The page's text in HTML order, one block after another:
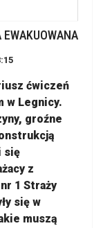
ćwiczeń
w Legnicy.
groźne
się
z
1 Straży
się w
muszą